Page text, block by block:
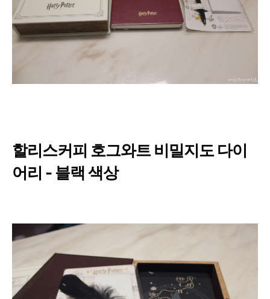
할리스커피 호그와트 비밀지도 다이
어리 - 블랙 색상